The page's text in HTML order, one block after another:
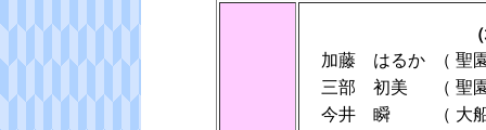
加藤 はるか
（ 聖
三部 初美
（ 聖
今井 瞬
（ 大